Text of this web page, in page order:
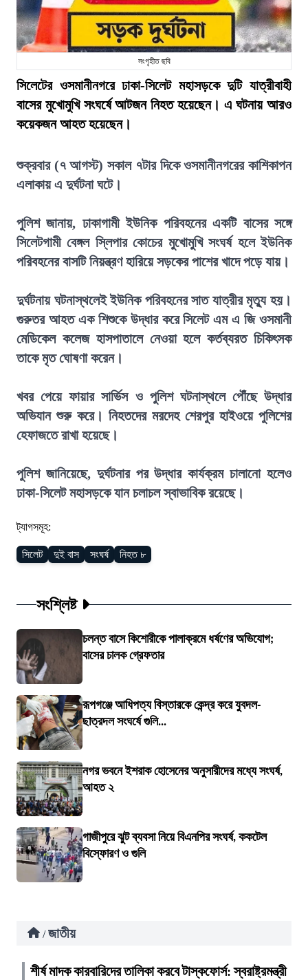
সংগৃহীত ছবি
সিলেটের ওসমানীনগরে ঢাকা-সিলেট মহাসড়কে দুটি যাত্রীবাহী
বাসের মুখোমুখি সংঘর্ষে আটজন নিহত হয়েছেন। এ ঘটনায় আরও
কয়েকজন আহত হয়েছেন।
শুক্রবার (৭ আগস্ট) সকাল ৭টার দিকে ওসমানীনগরের কাশিকাপন
এলাকায় এ দুর্ঘটনা ঘটে।
পুলিশ জানায়, ঢাকাগামী ইউনিক পরিবহনের একটি বাসের সঙ্গে
সিলেটগামী বেঙ্গল স্লিপার কোচের মুখোমুখি সংঘর্ষ হলে ইউনিক
পরিবহনের বাসটি নিয়ন্ত্রণ হারিয়ে সড়কের পাশের খাদে পড়ে যায়।
দুর্ঘটনায় ঘটনাস্থলেই ইউনিক পরিবহনের সাত যাত্রীর মৃত্যু হয়।
গুরুতর আহত এক শিশুকে উদ্ধার করে সিলেট এম এ জি ওসমানী
মেডিকেল কলেজ হাসপাতালে নেওয়া হলে কর্তব্যরত চিকিৎসক
তাকে মৃত ঘোষণা করেন।
খবর পেয়ে ফায়ার সার্ভিস ও পুলিশ ঘটনাস্থলে পৌঁছে উদ্ধার
অভিযান শুরু করে। নিহতদের মরদেহ শেরপুর হাইওয়ে পুলিশের
হেফাজতে রাখা হয়েছে।
পুলিশ জানিয়েছে, দুর্ঘটনার পর উদ্ধার কার্যক্রম চালানো হলেও
ঢাকা-সিলেট মহাসড়কে যান চলাচল স্বাভাবিক রয়েছে।
ট্যাগসমূহ:
সিলেট দুই বাস সংঘর্ষ নিহত ৮
সংশ্লিষ্ট
চলন্ত বাসে কিশোরীকে পালাক্রমে ধর্ষণের অভিযোগ;
বাসের চালক গ্রেফতার
রূপগঞ্জে আধিপত্য বিস্তারকে কেন্দ্র করে যুবদল-
ছাত্রদল সংঘর্ষে গুলি...
নগর ভবনে ইশরাক হোসেনের অনুসারীদের মধ্যে সংঘর্ষ,
আহত ২
গাজীপুরে ঝুট ব্যবসা নিয়ে বিএনপির সংঘর্ষ, ককটেল
বিস্ফোরণ ও গুলি
/ জাতীয়
শীর্ষ মাদক কারবারিদের তালিকা করবে টাস্কফোর্স: স্বরাষ্ট্রমন্ত্রী